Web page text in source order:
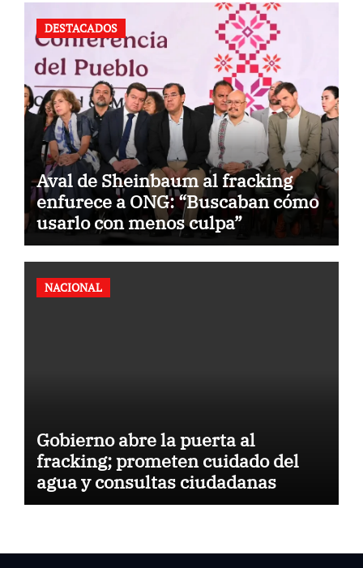
DESTACADOS
Aval de Sheinbaum al fracking
enfurece a ONG: “Buscaban cómo
usarlo con menos culpa”
NACIONAL
Gobierno abre la puerta al
fracking; prometen cuidado del
agua y consultas ciudadanas